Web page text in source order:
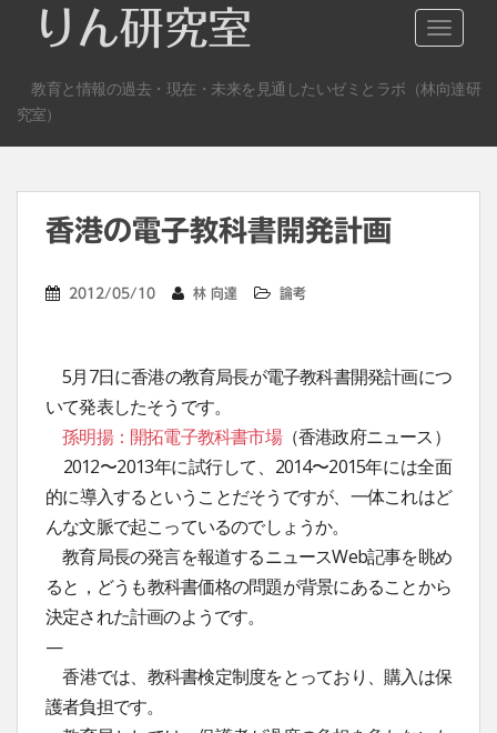
o
りん研究室
教育と情報の過去・現在・未来を見通したいゼミとラボ（林向達研
究室）
香港の電子教科書開発計画
2012/05/10 林 向達 論考
5月7日に香港の教育局長が電子教科書開発計画につ
いて発表したそうです。
孫明揚：開拓電子教科書市場（香港政府ニュース）
2012〜2013年に試行して、2014〜2015年には全面
的に導入するということだそうですが、一体これはど
んな文脈で起こっているのでしょうか。
教育局長の発言を報道するニュースWeb記事を眺め
ると，どうも教科書価格の問題が背景にあることから
決定された計画のようです。
—
香港では、教科書検定制度をとっており、購入は保
護者負担です。